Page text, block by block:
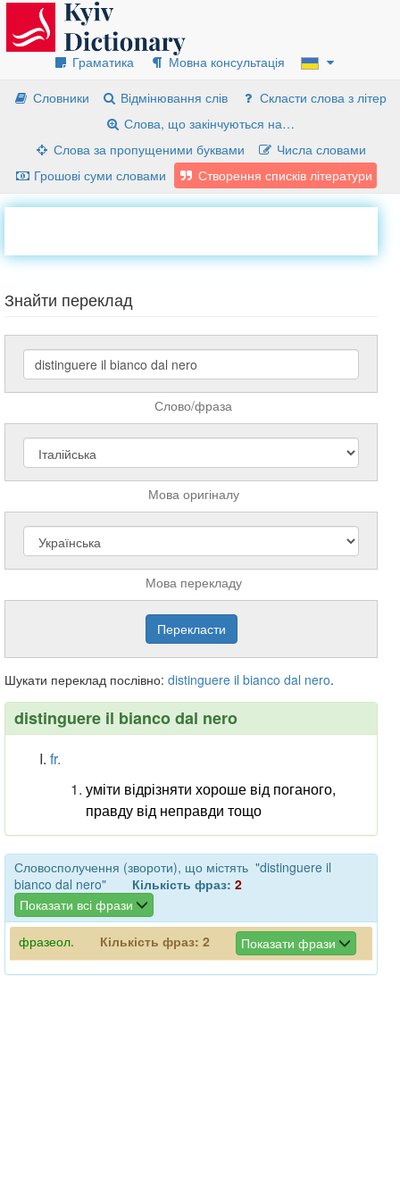
Граматика
Мовна консультація
Словники
Відмінювання слів
Скласти слова з літер
Слова, що закінчуються на…
Слова за пропущеними буквами
Числа словами
Грошові суми словами
Створення списків літератури
Знайти переклад
Слово/фраза
Мова оригіналу
Мова перекладу
Шукати переклад послівно: distinguere il bianco dal nero.
distinguere il bianco dal nero
fr.
уміти відрізняти хороше від поганого,
правду від неправди тощо
Словосполучення (звороти), що містять "distinguere il
bianco dal nero"
Кількість фраз: 2
Показати всі фрази
фразеол. Кількість фраз: 2 Показати фрази